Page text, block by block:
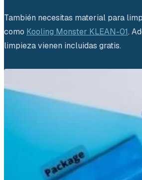
También necesitas material para
como Kooling Monster KLEAN-01.
limpieza vienen incluidas gratis.